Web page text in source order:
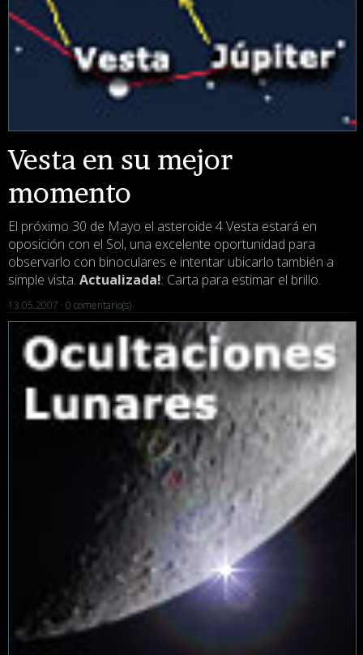
Vesta en su mejor
momento
El próximo 30 de Mayo el asteroide 4 Vesta estará en
oposición con el Sol, una excelente oportunidad para
observarlo con binoculares e intentar ubicarlo también a
simple vista. Actualizada!: Carta para estimar el brillo.
13.05.2007 · 0 comentario(s)